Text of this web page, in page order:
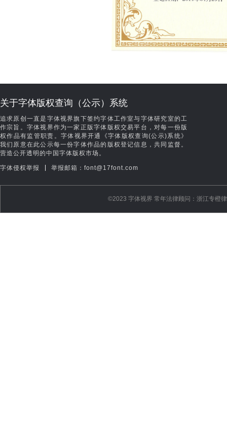
关于字体版权查询（公示）系统
追求原创一直是字体视界旗下签约字体工作室与字体研究室的工
作宗旨。字体视界作为一家正版字体版权交易平台，对每一份版
权作品有监管职责。字体视界开通《字体版权查询(公示)系统》
我们原意在此公示每一份字体作品的版权登记信息，共同监督。
营造公开透明的中国字体版权市场。
字体侵权举报 | 举报邮箱：font@17font.com
©️2023 字体视界 常年法律顾问：浙江专橙